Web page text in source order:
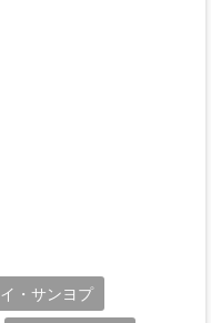
イ・サンヨプ